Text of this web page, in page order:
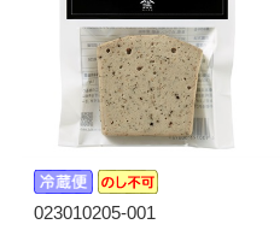
023010205-001